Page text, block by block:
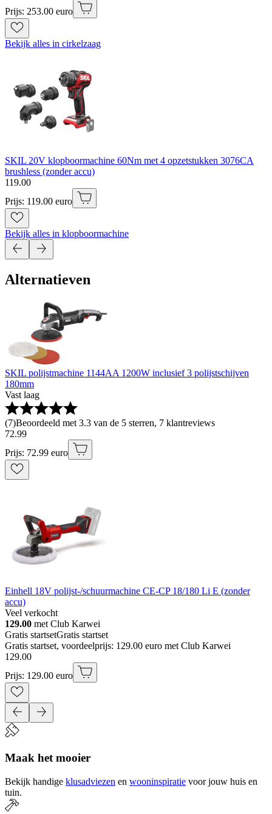
Prijs: 253.00 euro
Bekijk alles in cirkelzaag
SKIL 20V klopboormachine 60Nm met 4 opzetstukken 3076CA
brushless (zonder accu)
119.00
Prijs: 119.00 euro
Bekijk alles in klopboormachine
Alternatieven
SKIL polijstmachine 1144AA 1200W inclusief 3 polijstschijven
180mm
Vast laag
(7)Beoordeeld met 3.3 van de 5 sterren, 7 klantreviews
72.99
Prijs: 72.99 euro
Einhell 18V polijst-/schuurmachine CE-CP 18/180 Li E (zonder
accu)
Veel verkocht
129.00 met Club Karwei
Gratis startsetGratis startset
Gratis startset, voordeelprijs: 129.00 euro met Club Karwei
129.00
Prijs: 129.00 euro
Maak het mooier
Bekijk handige klusadviezen en wooninspiratie voor jouw huis en
tuin.